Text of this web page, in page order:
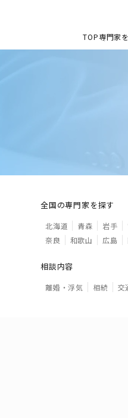
TOP専門家
全国の専門家を探す
北海道 青森 岩手
奈良
和歌山 広島
相談内容
離婚・浮気 相続 交